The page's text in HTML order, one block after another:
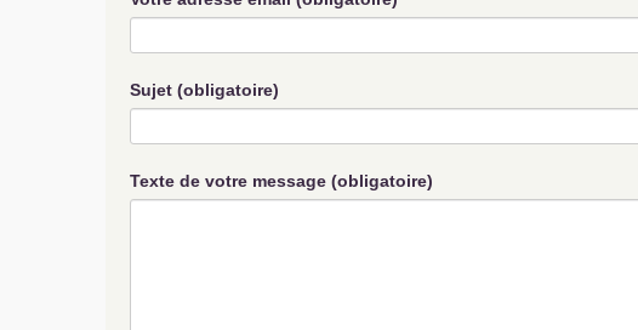
Sujet (obligatoire)
Texte de votre message (obligatoire)